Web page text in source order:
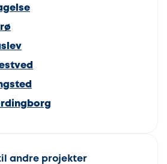
andre projekter